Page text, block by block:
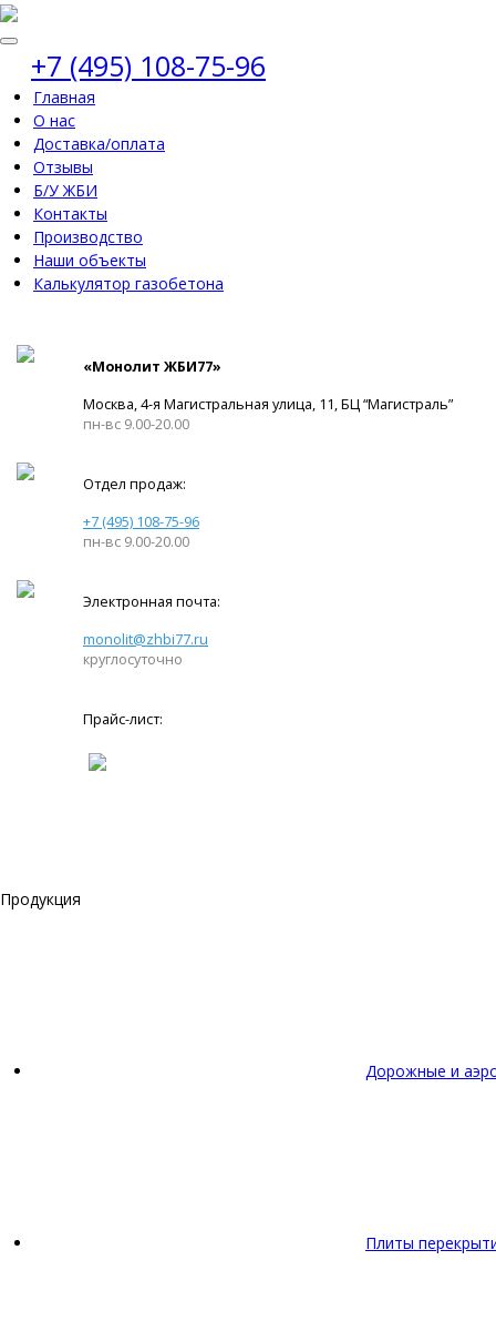
+7 (495) 108-75-96
Главная
О нас
Доставка/оплата
Отзывы
Б/У ЖБИ
Контакты
Производство
Наши объекты
Калькулятор газобетона
«Монолит ЖБИ77»
Москва, 4-я Магистральная улица, 11, ​БЦ “Магистраль”
пн-вс 9.00-20.00
Отдел продаж:
+7 (495) 108-75-96
пн-вс 9.00-20.00
Электронная почта:
monolit@zhbi77.ru
круглосуточно
Прайс-лист:
Продукция
Дорожные и
Плиты